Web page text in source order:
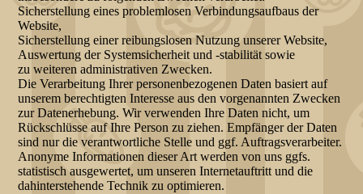
Sicherstellung eines problemlosen Verbindungsaufbaus der
Website,
Sicherstellung einer reibungslosen Nutzung unserer Website,
Auswertung der Systemsicherheit und -stabilität sowie
zu weiteren administrativen Zwecken.
Die Verarbeitung Ihrer personenbezogenen Daten basiert auf
unserem berechtigten Interesse aus den vorgenannten Zwecken
zur Datenerhebung. Wir verwenden Ihre Daten nicht, um
Rückschlüsse auf Ihre Person zu ziehen. Empfänger der Daten
sind nur die verantwortliche Stelle und ggf. Auftragsverarbeiter.
Anonyme Informationen dieser Art werden von uns ggfs.
statistisch ausgewertet, um unseren Internetauftritt und die
dahinterstehende Technik zu optimieren.